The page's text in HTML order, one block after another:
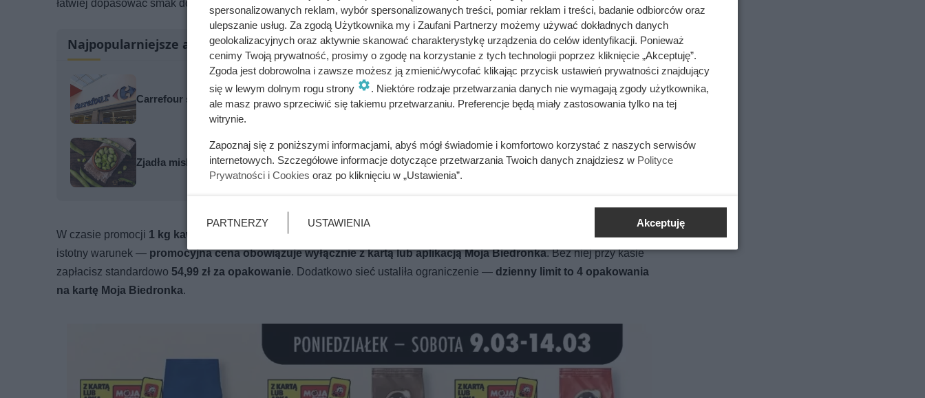
łatwiej dopasować smak do własnych upodobań.
Najpopularniejsze artykuły
Carrefour szaleje z promocjami. Tak taniej kawy dawno nie było!
Zjadła miskę ugotowanego bobu. Oto co po kilku godzinach stało się z jej poziomem cukru i apetytem
W czasie promocji 1 kg kawy Cafe d'or Forza kosztuje 39,99 zł
, czyli o 15 zł i 27% mniej niż poza akcją. Jest jednak
istotny warunek — promocyjna cena obowiązuje wyłącznie z kartą lub aplikacją Moja Biedronka. Bez niej przy kasie
zapłacisz standardowo 54,99 zł za opakowanie. Dodatkowo sieć ustaliła ograniczenie — dzienny limit to 4 opakowania
na kartę Moja Biedronka.
spersonalizowanych reklam, wybór spersonalizowanych treści, pomiar reklam i treści, badanie odbiorców oraz
ulepszanie usług. Za zgodą Użytkownika my i Zaufani Partnerzy możemy używać dokładnych danych
geolokalizacyjnych oraz aktywnie skanować charakterystykę urządzenia do celów identyfikacji. Ponieważ
cenimy Twoją prywatność, prosimy o zgodę na korzystanie z tych technologii poprzez kliknięcie „Akceptuję”.
Zgoda jest dobrowolna i zawsze możesz ją zmienić/wycofać klikając przycisk ustawień prywatności znajdujący
się w lewym dolnym rogu strony
. Niektóre rodzaje przetwarzania danych nie wymagają zgody użytkownika,
ale masz prawo sprzeciwić się takiemu przetwarzaniu. Preferencje będą miały zastosowania tylko na tej
witrynie.
Zapoznaj się z poniższymi informacjami, abyś mógł świadomie i komfortowo korzystać z naszych serwisów
internetowych. Szczegółowe informacje dotyczące przetwarzania Twoich danych znajdziesz w Polityce
Prywatności i Cookies oraz po kliknięciu w „Ustawienia”.
PARTNERZY USTAWIENIA Akceptuję